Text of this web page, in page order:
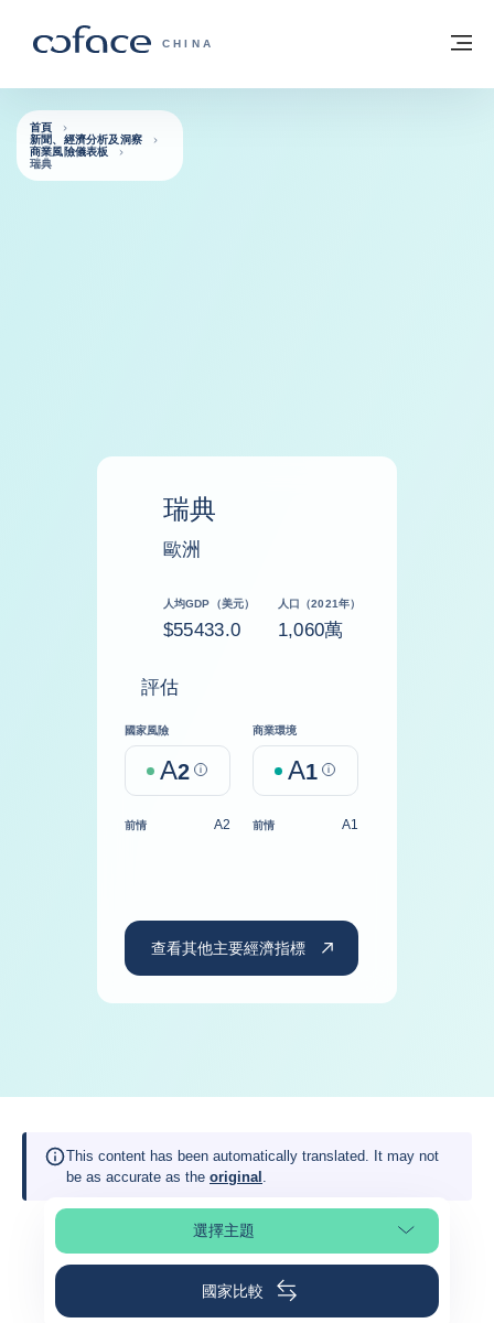
科法斯：攜手共創安全貿易 - 首頁
CHINA
返回首頁
首頁
新聞、經濟分析及洞察
商業風險儀表板
瑞典
瑞典
歐洲
人均GDP（美元）
$55433.0
人口（2021年）
1,060萬
評估
國家風險
A2 Help
商業環境
A1 Help
前情 A2 前情 A1
查看其他主要經濟指標
This content has been automatically translated. It may not
be as accurate as the original .
選擇主題選擇頁面段落
國家比較